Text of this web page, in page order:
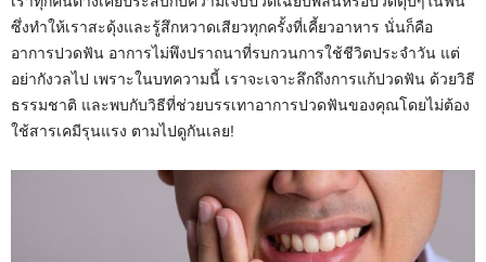
ซึ่งทำให้เราสะดุ้งและรู้สึกหวาดเสียวทุกครั้งที่เคี้ยวอาหาร นั่นก็คือ
อาการปวดฟัน อาการไม่พึงปราถนาที่รบกวนการใช้ชีวิตประจำวัน แต่
อย่ากังวลไป เพราะในบทความนี้ เราจะเจาะลึกถึงการแก้ปวดฟัน ด้วยวิธี
ธรรมชาติ และพบกับวิธีที่ช่วยบรรเทาอาการปวดฟันของคุณโดยไม่ต้อง
ใช้สารเคมีรุนแรง ตามไปดูกันเลย!